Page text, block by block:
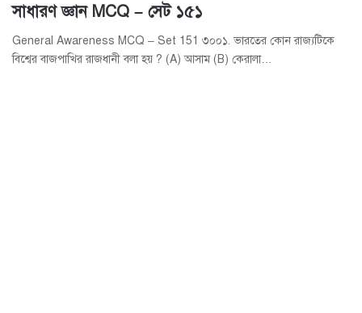
সাধারণ জ্ঞান MCQ – সেট ১৫১
General Awareness MCQ – Set 151 ৩০০১. ভারতের কোন রাজ্যটিকে
বিশ্বের বাজপাখির রাজধানী বলা হয় ? (A) আসাম (B) কেরালা…